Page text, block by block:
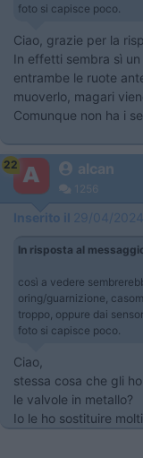
foto si capisce poco.
Ciao, grazie per la
In effetti sembra sì
entrambe le ruote
muoverlo, magari
Comunque non ha i
22 alcan
1256
Inserito il 29/04/2024
In risposta al
così a vedere
oring/guarnizione,
troppo, oppure dai
foto si capisce poco.
Ciao,
stessa cosa che gli
le valvole in metallo?
Io le ho sostituire